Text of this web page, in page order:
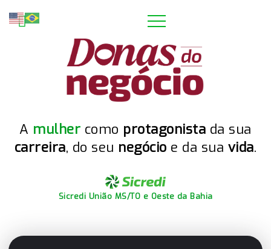
A mulher como protagonista da sua
carreira, do seu negócio e da sua vida.
Sicredi União MS/TO e Oeste da Bahia